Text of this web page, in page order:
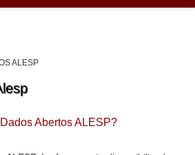
Abertos
ALESP
Abertos ALESP?